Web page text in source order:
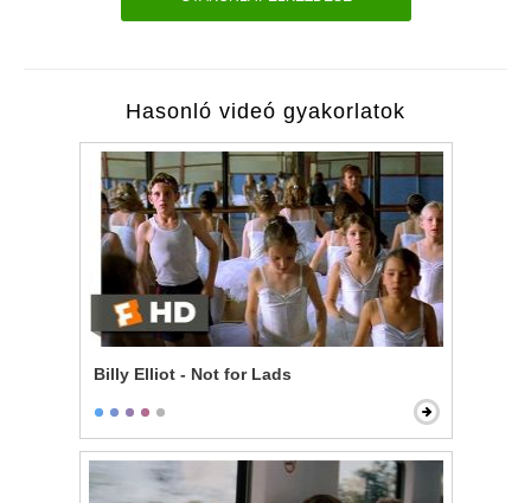
Hasonló videó gyakorlatok
Billy Elliot - Not for Lads